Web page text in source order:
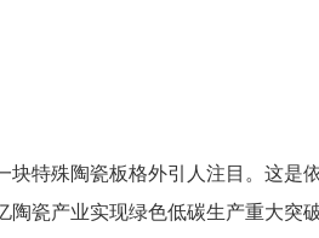
殊陶瓷板格外引人注目。这是
瓷产业实现绿色低碳生产重大突破